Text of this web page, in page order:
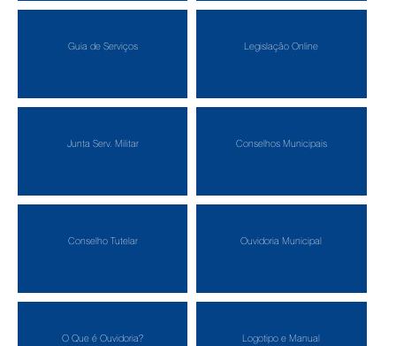
Guia de Serviços Legislação Online
Junta Serv. Militar Conselhos Municipais
Conselho Tutelar Ouvidoria Municipal
O Que é Ouvidoria? Logotipo e Manual